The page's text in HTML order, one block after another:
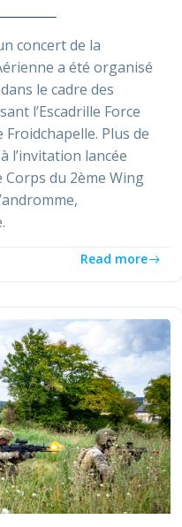
concert de la
a été organisé
le cadre des
l’Escadrille Force
Plus de
l’invitation lancée
du 2ème Wing
Read more